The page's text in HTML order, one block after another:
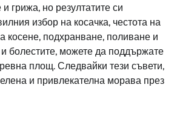
грижа, но резултатите си
избор на косачка, честота на
косене, подхранване, поливане и
болестите, можете да поддържате
площ. Следвайки тези съвети,
и привлекателна морава през